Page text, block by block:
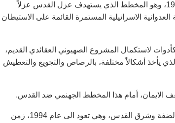
ويكرر تحذيراته من مغبة انفاذ أكبر مشروع استيطاني في الضفة الغربية منذ عام 1967، وهو المخطط الذي يستهدف عزل القدس عزلاً
الاسرائيلية المستمرة القائمة على الاستيطان
لاستكمال المشروع الصهيوني العقائدي القديم،
يأخذ أشكالاً مختلفة، بالرصاص والتجويع والتعطيش
الايمان، أمام هذا المخطط الجهنمي ضد القدس.
هذه الخطة بدأوا بتنفيذها ويجري احياؤها، فقد وضعت بعد حرب عام 1967، واحتلال الضفة وشرق القدس، وهي تعود الى عام 1994، زمن